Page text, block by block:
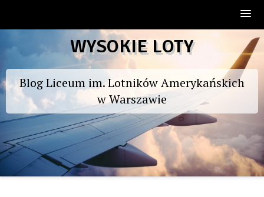
to
WYSOKIE LOTY
Blog Liceum im. Lotników Amerykańskich
w Warszawie